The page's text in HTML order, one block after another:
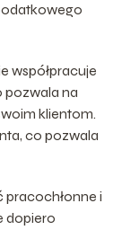
współpracuje
pozwala na
klientom.
co pozwala
i
dopiero